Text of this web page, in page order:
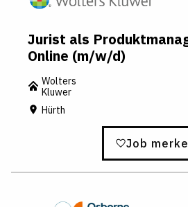
Jurist als
Online (m/w/d)
Wolters
Kluwer
Hürth
Job